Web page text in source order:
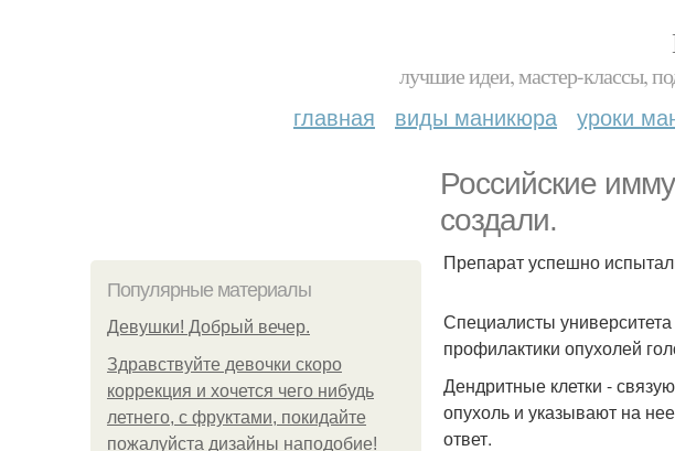
лучшие идеи, мастер-классы,
главная виды маникюра уроки
Российские
создали.
Популярные материалы
Девушки! Добрый вечер.
Здравствуйте девочки скоро
коррекция и хочется чего нибудь
летнего, с фруктами, покидайте
пожалуйста дизайны наподобие!
Препарат успешно
Специалисты
профилактики опухолей
Дендритные клетки -
опухоль и указывают на
ответ.